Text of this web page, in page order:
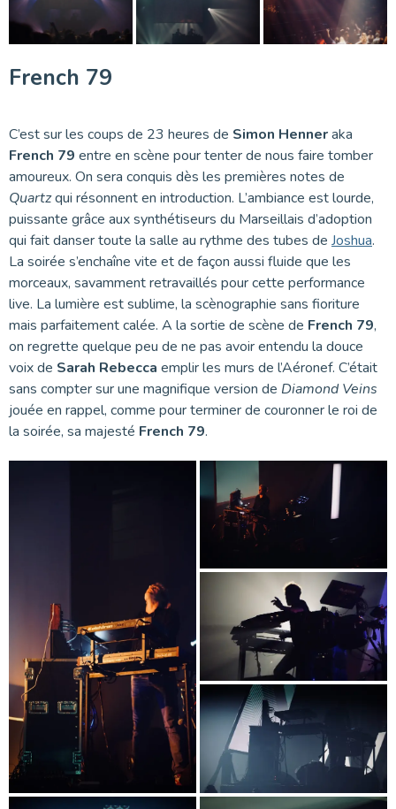
French 79
C’est sur les coups de 23 heures de Simon Henneraka
French 79 entre en scène pour tenter de nous faire tomber
amoureux. On sera conquis dès les premières notes de
Quartzqui résonnent en introduction. L’ambiance est lourde,
puissante grâce aux synthétiseurs du Marseillais d’adoption
qui fait danser toute la salle au rythme des tubes de Joshua.
La soirée s’enchaîne vite et de façon aussi fluide que les
morceaux, savamment retravaillés pour cette performance
live. La lumière est sublime, la scènographie sans fioriture
mais parfaitement calée. A la sortie de scène de French 79,
on regrette quelque peu de ne pas avoir entendu la douce
voix de Sarah Rebecca emplir les murs de l’Aéronef. C’était
sans compter sur une magnifique version de Diamond Veins
jouée en rappel, comme pour terminer de couronner le roi de
la soirée, sa majesté French 79.